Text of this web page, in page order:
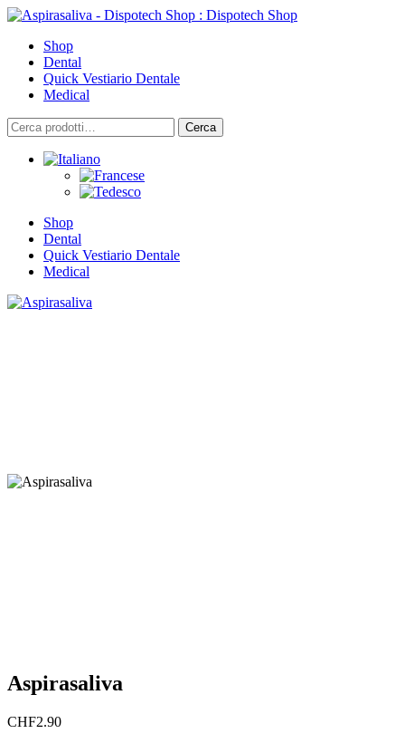
Skip
contentShop
Dental
Quick Vestiario Dentale
Medical
Cerca:
Cerca
Shop
Dental
Quick Vestiario Dentale
Medical
Aspirasaliva
CHF2.90